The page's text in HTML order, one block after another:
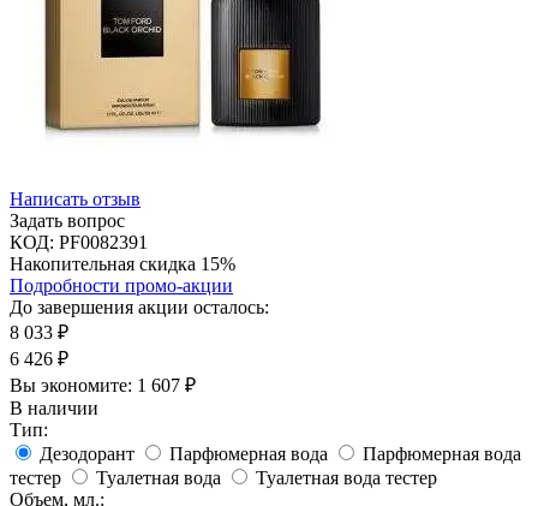
Написать отзыв
Задать вопрос
КОД: PF0082391
Накопительная скидка 15%
Подробности промо-акции
До завершения акции осталось:
8 033 ₽
6 426 ₽
Вы экономите: 1 607 ₽
В наличии
Тип:
Дезодорант
Парфюмерная вода
Парфюмерная вода
тестер
Туалетная вода
Туалетная вода тестер
Объем, мл.: